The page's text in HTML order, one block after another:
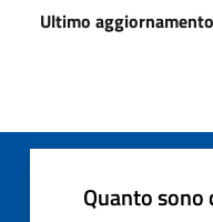
Ultimo aggiornamento
Quanto